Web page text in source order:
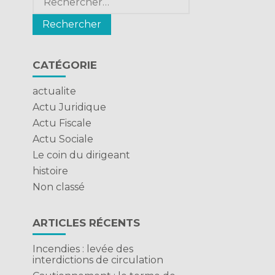
CATÉGORIE
actualite
Actu Juridique
Actu Fiscale
Actu Sociale
Le coin du dirigeant
histoire
Non classé
ARTICLES RÉCENTS
Incendies : levée des
interdictions de circulation